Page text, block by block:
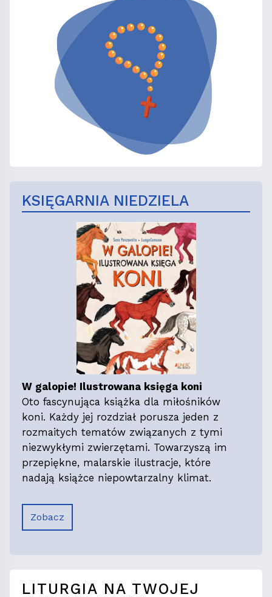
KSIĘGARNIA NIEDZIELA
W galopie! Ilustrowana księga koni
Oto fascynująca książka dla miłośników
koni. Każdy jej rozdział porusza jeden z
rozmaitych tematów związanych z tymi
niezwykłymi zwierzętami. Towarzyszą im
przepiękne, malarskie ilustracje, które
nadają książce niepowtarzalny klimat.
Zobacz
LITURGIA NA TWOJEJ